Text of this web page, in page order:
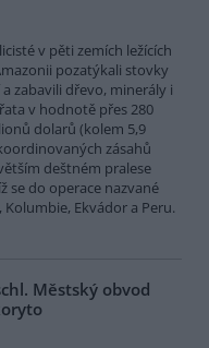
v pěti zemích ležících
pozatýkali stovky
a zabavili dřevo, minerály i
v hodnotě přes 280
dolarů (kolem 5,9
zásahů
deštném pralese
se do operace nazvané
Ekvádor a Peru.
Městský obvod